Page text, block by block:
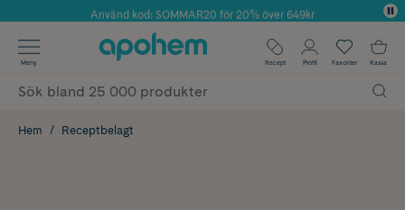
Årets Butik 2025 inom Skönhet
Använd kod: SOMMAR20 för 20% över 649kr
✓ Fri frakt
✓ Poäng på alla köp*
Meny Recept Profil Favoriter Kassa
Hem Receptbelagt